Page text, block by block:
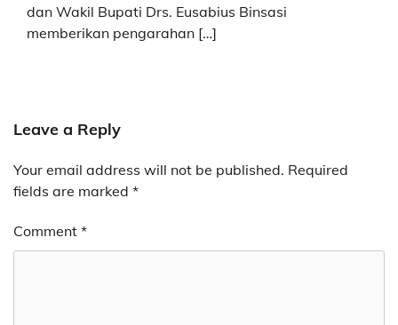
dan Wakil Bupati Drs. Eusabius Binsasi
memberikan pengarahan […]
Leave a Reply
Your email address will not be published. Required
fields are marked *
Comment *